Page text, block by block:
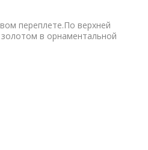
переплете.По верхней
в орнаментальной